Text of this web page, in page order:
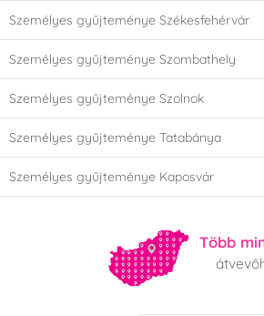
Személyes gyűjteménye Székesfehérvár
Személyes gyűjteménye Szombathely
Személyes gyűjteménye Szolnok
Személyes gyűjteménye Tatabánya
Személyes gyűjteménye Kaposvár
Több